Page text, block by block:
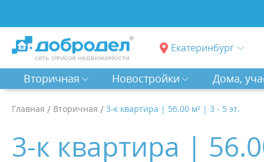
Екатеринбург
Вторичная Новостройки Дома,
Главная / Вторичная / 3-к квартира | 56.00 м² | 3 - 5 эт.
3-к квартира |